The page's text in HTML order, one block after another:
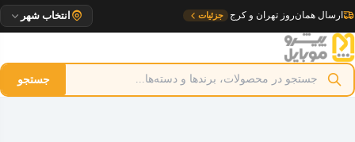
به
محتوا
انتخاب شهر تحویل ۱ روزه به مراکز استان جزئیات
جستجو